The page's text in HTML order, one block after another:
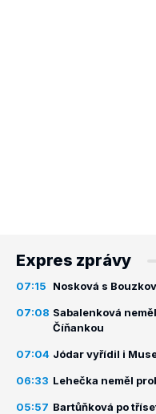
Expres zprávy
07:15 Nosková s
07:08 Sabalenková
Číňankou
07:04 Jódar vyřídil i
06:33 Lehečka neměl
05:57 Bartůňková po